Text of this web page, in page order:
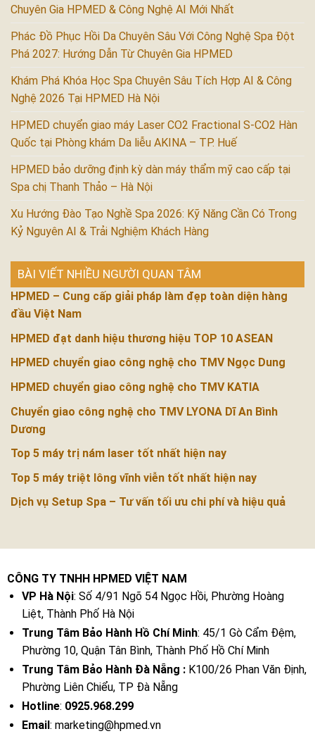
Chuyên Gia HPMED & Công Nghệ AI Mới Nhất
Phác Đồ Phục Hồi Da Chuyên Sâu Với Công Nghệ Spa Đột
Phá 2027: Hướng Dẫn Từ Chuyên Gia HPMED
Khám Phá Khóa Học Spa Chuyên Sâu Tích Hợp AI & Công
Nghệ 2026 Tại HPMED Hà Nội
HPMED chuyển giao máy Laser CO2 Fractional S-CO2 Hàn
Quốc tại Phòng khám Da liễu AKINA – TP. Huế
HPMED bảo dưỡng định kỳ dàn máy thẩm mỹ cao cấp tại
Spa chị Thanh Thảo – Hà Nội
Xu Hướng Đào Tạo Nghề Spa 2026: Kỹ Năng Cần Có Trong
Kỷ Nguyên AI & Trải Nghiệm Khách Hàng
BÀI VIẾT NHIỀU NGƯỜI QUAN TÂM
HPMED – Cung cấp giải pháp làm đẹp toàn diện hàng
đầu Việt Nam
HPMED đạt danh hiệu thương hiệu TOP 10 ASEAN
HPMED chuyển giao công nghệ cho TMV Ngọc Dung
HPMED chuyển giao công nghệ cho TMV KATIA
Chuyển giao công nghệ cho TMV LYONA Dĩ An Bình
Dương
Top 5 máy trị nám laser tốt nhất hiện nay
Top 5 máy triệt lông vĩnh viễn tốt nhất hiện nay
Dịch vụ Setup Spa – Tư vấn tối ưu chi phí và hiệu quả
CÔNG TY TNHH HPMED VIỆT NAM
VP Hà Nội: Số 4/91 Ngõ 54 Ngọc Hồi, Phường Hoàng
Liệt, Thành Phố Hà Nội
Trung Tâm Bảo Hành Hồ Chí Minh: 45/1 Gò Cẩm Đệm,
Phường 10, Quận Tân Bình, Thành Phố Hồ Chí Minh
Trung Tâm Bảo Hành Đà Nẵng :K100/26 Phan Văn Định,
Phường Liên Chiểu, TP Đà Nẵng
Hotline: 0925.968.299
Email : marketing@hpmed.vn